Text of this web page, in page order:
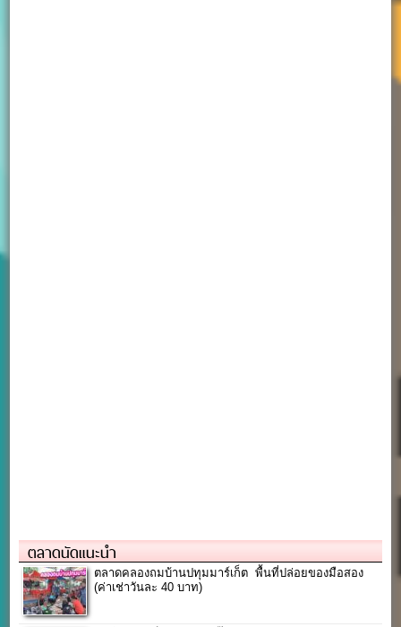
ตลาดนัดแนะนำ
ตลาดคลองถมบ้านปทุมมาร์เก็ต พื้นที่ปล่อยของมือสอง
(ค่าเช่าวันละ 40 บาท)